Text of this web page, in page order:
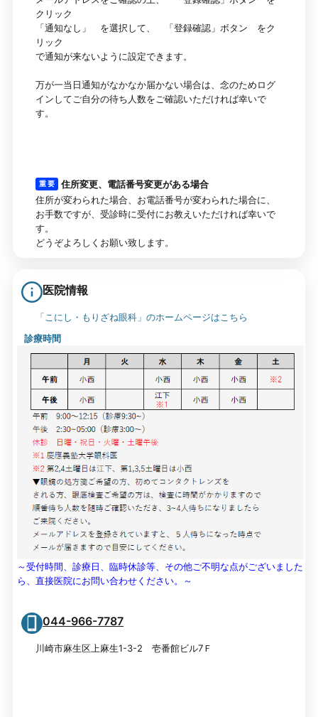
クリック
「通知なし」 を選択して、 「登録確認」ボタン をク
リック
で通知が来ないように設定できます。
万が一当日通知がなかなか届かない場合は、念のためログ
インしてご自分の待ち人数をご確認いただければ幸いで
す。
重 要
住所変更、電話番号変更がある場合
住所が変わられた場合、お電話番号が変わられた場合に、
お手数ですが、受診時に受付にお教えいただければ幸いで
す。
どうぞよろしくお願い致します。
医院情報
「こにし・もりざね眼科」のホームページはこちら
診療時間
～受付時間、診療日、臨時休診等、その他ご不明な点がございました
ら、直接医院にお問い合わせください。～
044-966-7787
川崎市麻生区上麻生1-3-2 壱番館ビル7Ｆ